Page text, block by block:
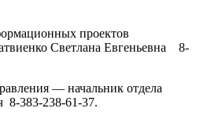
проектов
Светлана Евгеньевна 8-
— начальник отдела
8-383-238-61-37.